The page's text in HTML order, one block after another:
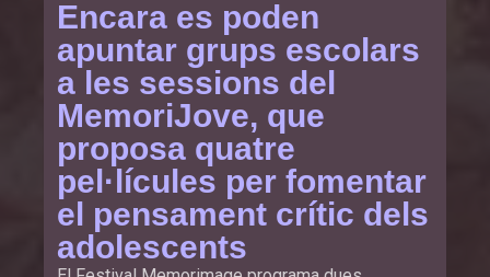
Encara es poden
apuntar grups escolars
a les sessions del
MemoriJove, que
proposa quatre
pel·lícules per fomentar
el pensament crític dels
adolescents